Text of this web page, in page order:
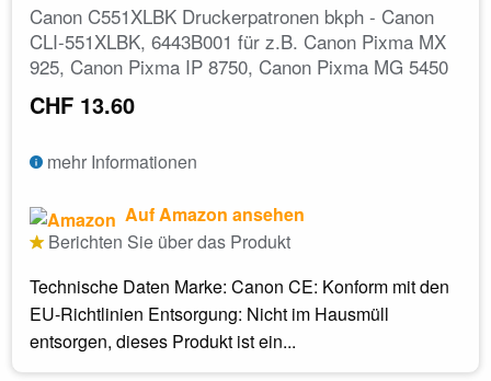
Canon C551XLBK Druckerpatronen bkph - Canon
CLI-551XLBK, 6443B001 für z.B. Canon Pixma MX
925, Canon Pixma IP 8750, Canon Pixma MG 5450
CHF 13.60
mehr Informationen
Auf Amazon ansehen
Berichten Sie über das Produkt
Technische Daten Marke: Canon CE: Konform mit den
EU-Richtlinien Entsorgung: Nicht im Hausmüll
entsorgen, dieses Produkt ist ein...